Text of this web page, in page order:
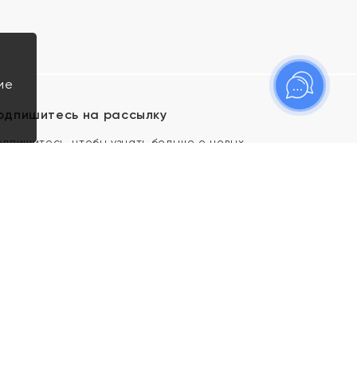
на рассылку
чтобы узнать больше о новых